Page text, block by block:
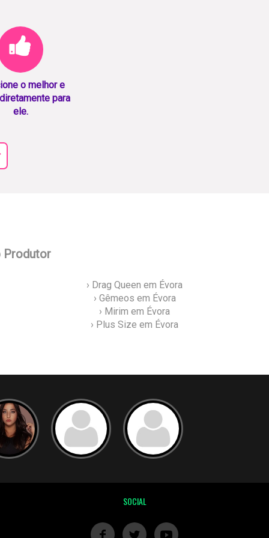
o melhor e
para
ele.
Produtor
› Drag Queen em Évora
› Gêmeos em Évora
› Mirim em Évora
› Plus Size em Évora
SOCIAL